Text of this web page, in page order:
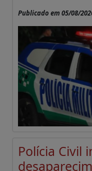
Publicado em 05/08/
Polícia Civil